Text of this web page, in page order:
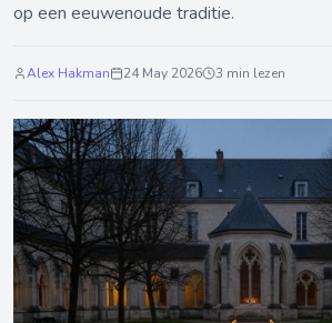
op een eeuwenoude traditie.
Alex Hakman 24 May 2026 3 min lezen